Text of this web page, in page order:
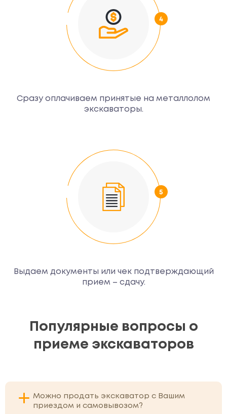
Сразу оплачиваем принятые на металлолом
экскаваторы.
Выдаем документы или чек подтверждающий
прием – сдачу.
Популярные вопросы о
приеме экскаваторов
Можно продать экскаватор с Вашим
приездом и самовывозом?